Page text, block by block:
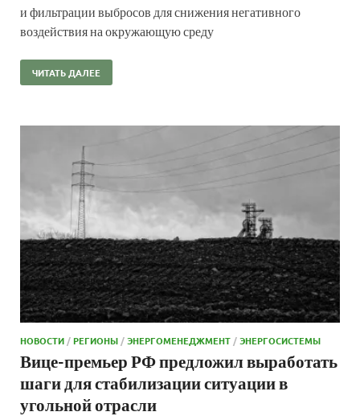
и фильтрации выбросов для снижения негативного
воздействия на окружающую среду
ЧИТАТЬ ДАЛЕЕ
НОВОСТИ/РЕГИОНЫ/ЭНЕРГОМЕНЕДЖМЕНТ/ЭНЕРГОСИСТЕМЫ
Вице-премьер РФ предложил выработать
шаги для стабилизации ситуации в
угольной отрасли